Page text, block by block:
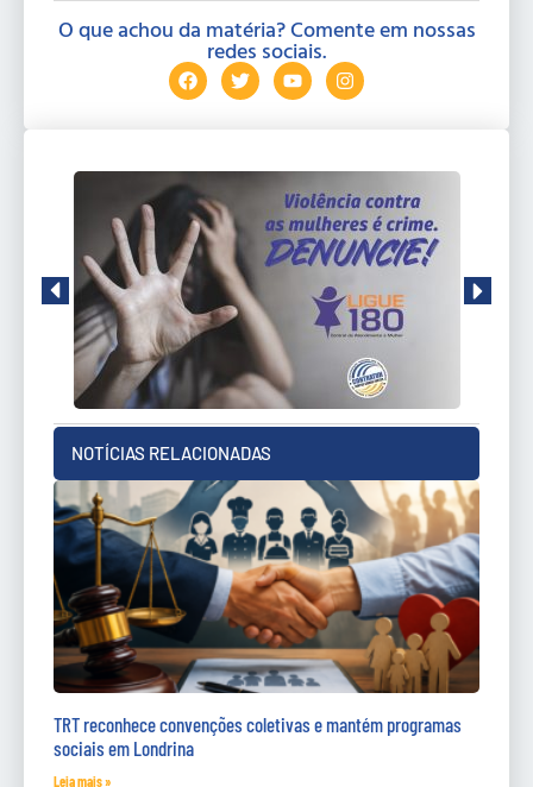
O que achou da matéria? Comente em nossas
redes sociais.
NOTÍCIAS RELACIONADAS
TRT reconhece convenções coletivas e mantém programas
sociais em Londrina
Leia mais »